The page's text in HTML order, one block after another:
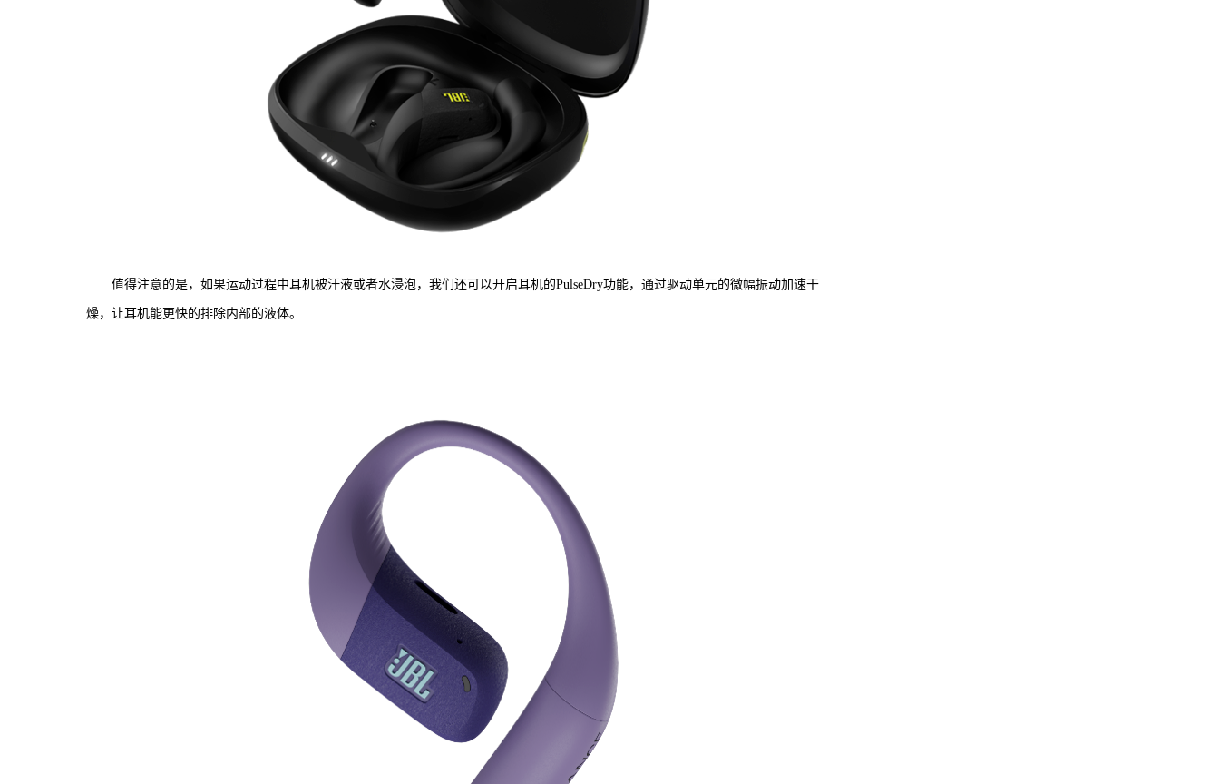
值得注意的是，如果运动过程中耳机被汗液或者水浸泡，我们还可以开启耳机的PulseDry功能，通过驱动单元的微幅振动加速干
燥，让耳机能更快的排除内部的液体。